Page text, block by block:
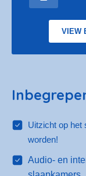
nachtelijke
Het
bestek,
gelaten.
VIEW
Uitzicht op het
worden!
Audio- en